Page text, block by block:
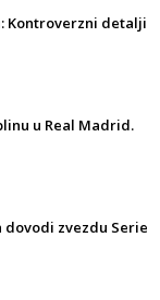
Kontroverzni detalji
u Real Madrid.
dovodi zvezdu Serie